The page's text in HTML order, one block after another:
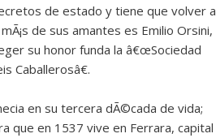
de estado y tiene que volver a
de sus amantes es Emilio Orsini,
su honor funda la â€œSociedad
Caballerosâ€.
en su tercera dÃ©cada de vida;
que en 1537 vive en Ferrara, capital